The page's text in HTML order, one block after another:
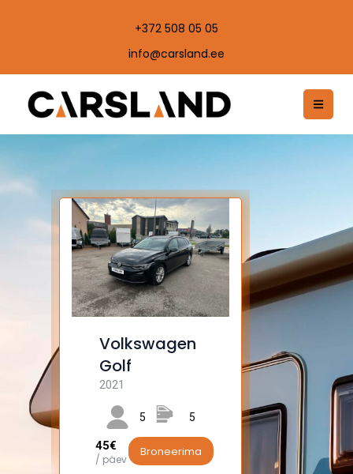
+372 508 05 05
info@carsland.ee
Citroen
Jumper
kaubik
2017
3 4
55€
4WD
2016
50€
/ päev